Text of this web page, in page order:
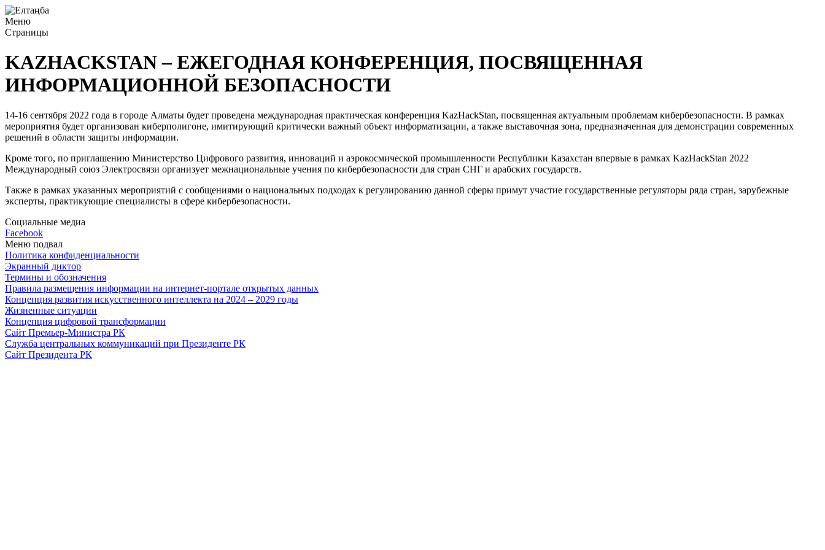
Меню
Страницы
KAZHACKSTAN – ЕЖЕГОДНАЯ КОНФЕРЕНЦИЯ, ПОСВЯЩЕННАЯ
ИНФОРМАЦИОННОЙ БЕЗОПАСНОСТИ
14-16 сентября 2022 года в городе Алматы будет проведена международная практическая конференция KazHackStan, посвященная актуальным проблемам кибербезопасности. В рамках
мероприятия будет организован киберполигоне, имитирующий критически важный объект информатизации, а также выставочная зона, предназначенная для демонстрации современных
решений в области защиты информации.
Кроме того, по приглашению Министерство Цифрового развития, инноваций и аэрокосмической промышленности Республики Казахстан впервые в рамках KazHackStan 2022
Международный союз Электросвязи организует межнациональные учения по кибербезопасности для стран СНГ и арабских государств.
Также в рамках указанных мероприятий с сообщениями о национальных подходах к регулированию данной сферы примут участие государственные регуляторы ряда стран, зарубежные
эксперты, практикующие специалисты в сфере кибербезопасности.
Социальные медиа
Facebook
Меню подвал
Политика конфиденциальности
Экранный диктор
Термины и обозначения
Правила размещения информации на интернет-портале открытых данных
Концепция развития искусственного интеллекта на 2024 – 2029 годы
Жизненные ситуации
Концепция цифровой трансформации
Сайт Премьер-Министра РК
Служба центральных коммуникаций при Президенте РК
Сайт Президента РК